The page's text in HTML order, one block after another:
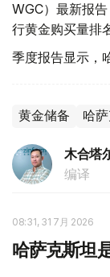
WGC）最新报
行黄金购买量排
季度报告显示，
黄金储备 哈
木合塔
编译
08:31, 31 7月 2026
哈萨克斯坦